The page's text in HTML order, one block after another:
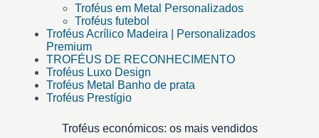
Troféus em Metal Personalizados
Troféus futebol
Troféus Acrílico Madeira | Personalizados
Premium
TROFÉUS DE RECONHECIMENTO
Troféus Luxo Design
Troféus Metal Banho de prata
Troféus Prestígio
Troféus económicos: os mais vendidos